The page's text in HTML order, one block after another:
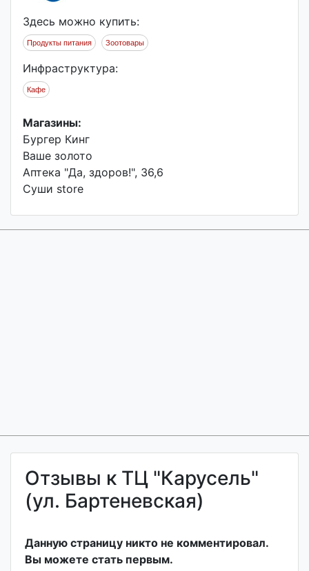
Здесь можно купить:
Продукты питания Зоотовары
Инфраструктура:
Кафе
Магазины:
Бургер Кинг
Ваше золото
Аптека "Да, здоров!", 36,6
Суши store
Отзывы к ТЦ "Карусель"
(ул. Бартеневская)
Данную страницу никто не комментировал.
Вы можете стать первым.